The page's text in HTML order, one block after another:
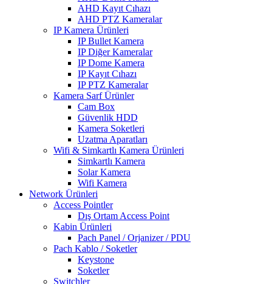
AHD Kayıt Cıhazı
AHD PTZ Kameralar
IP Kamera Ürünleri
IP Bullet Kamera
IP Diğer Kameralar
IP Dome Kamera
IP Kayıt Cıhazı
IP PTZ Kameralar
Kamera Sarf Ürünler
Cam Box
Güvenlik HDD
Kamera Soketleri
Uzatma Aparatları
Wifi & Simkartlı Kamera Ürünleri
Simkartlı Kamera
Solar Kamera
Wifi Kamera
Network Ürünleri
Access Pointler
Dış Ortam Access Point
Kabin Ürünleri
Pach Panel / Orjanizer / PDU
Pach Kablo / Soketler
Keystone
Soketler
Switchler